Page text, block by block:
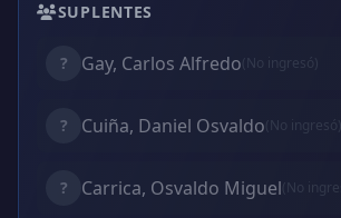
SUPLENTES
? Gay, Carlos Alfredo(No ingresó)
? Cuiña, Daniel Osvaldo(No ingresó)
? Carrica, Osvaldo Miguel(No